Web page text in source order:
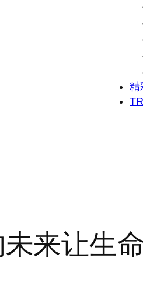
精
来让生